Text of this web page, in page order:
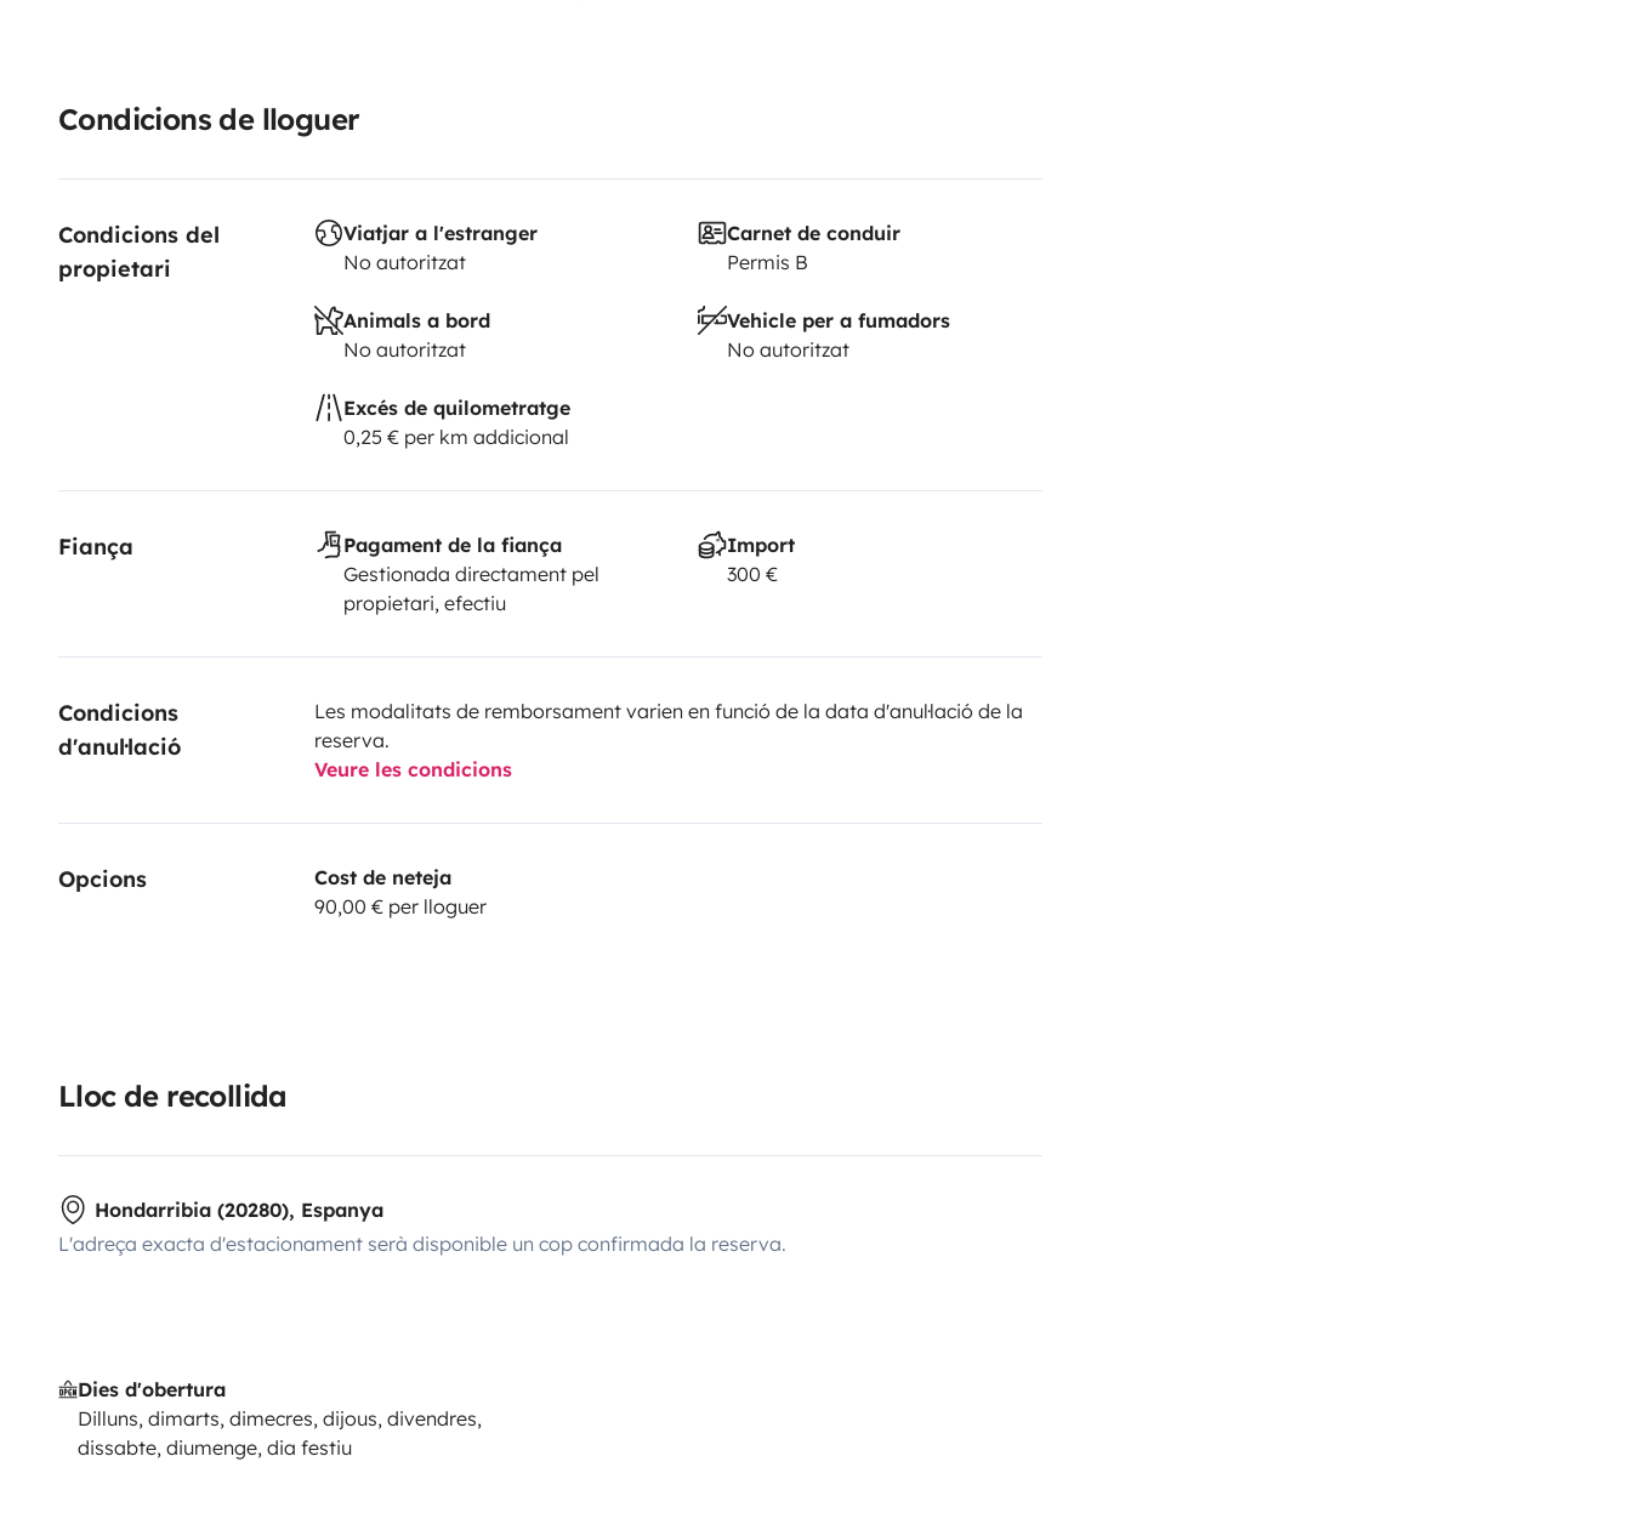
Condicions de lloguer
Condicions del
propietari
Viatjar a l'estranger
No autoritzat
Carnet de conduir
Permis B
Animals a bord
No autoritzat
Vehicle per a fumadors
No autoritzat
Excés de quilometratge
0,25 € per km addicional
Fiança
Pagament de la fiança
Gestionada directament pel
propietari, efectiu
Import
300 €
Condicions
d'anul·lació
Les modalitats de remborsament varien en funció de la data d'anul·lació de la
reserva.
Veure les condicions
Opcions
Cost de neteja
90,00 € per lloguer
Lloc de recollida
Hondarribia (20280), Espanya
L'adreça exacta d'estacionament serà disponible un cop confirmada la reserva.
Dies d'obertura
Dilluns, dimarts, dimecres, dijous, divendres,
dissabte, diumenge, dia festiu